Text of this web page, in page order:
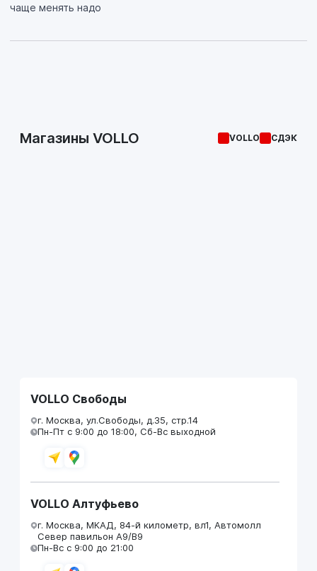
чаще менять надо
Магазины VOLLO VOLLO СДЭК
VOLLO Свободы
г. Москва, ул.Свободы, д.35, стр.14
Пн-Пт с 9:00 до 18:00, Сб-Вс выходной
VOLLO Алтуфьево
г. Москва, МКАД, 84-й километр, вл1, Автомолл
Север павильон А9/В9
Пн-Вс с 9:00 до 21:00